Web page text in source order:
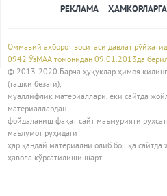
РЕКЛАМА ҲАМКОРЛАРГА
Оммавий ахборот воситаси давлат
0942 ЎзМАА томонидан 09.01.2013да
© 2013-2020 Барча ҳуқуқлар ҳимоя
(ташқи безаги),
муаллифлик материаллари, ёки сайтда
материаллардан
фойдаланиш фақат сайт маъмурияти
маълумот руҳидаги
ҳар қандай материални олиб бошқа сайтда
ҳавола кўрсатилиши шарт.